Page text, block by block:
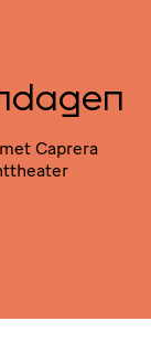
Caprera